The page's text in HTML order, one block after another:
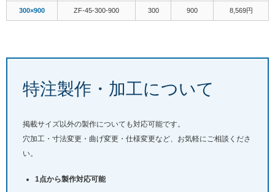
300×900 ZF-45-300-900 300 900 8,569円
特注製作・加工について
掲載サイズ以外の製作についても対応可能です。
穴加工・寸法変更・曲げ変更・仕様変更など、お気軽にご相談くださ
い。
1点から製作対応可能